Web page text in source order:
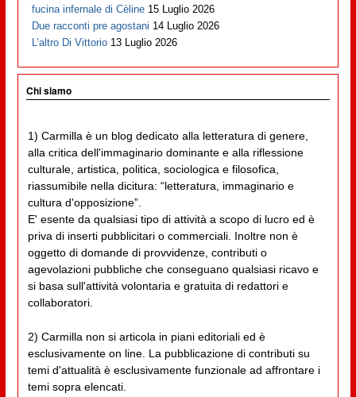
fucina infernale di Cèline 15 Luglio 2026
Due racconti pre agostani 14 Luglio 2026
L’altro Di Vittorio 13 Luglio 2026
Chi siamo
1) Carmilla è un blog dedicato alla letteratura di genere,
alla critica dell'immaginario dominante e alla riflessione
culturale, artistica, politica, sociologica e filosofica,
riassumibile nella dicitura: “letteratura, immaginario e
cultura d'opposizione”.
E' esente da qualsiasi tipo di attività a scopo di lucro ed è
priva di inserti pubblicitari o commerciali. Inoltre non è
oggetto di domande di provvidenze, contributi o
agevolazioni pubbliche che conseguano qualsiasi ricavo e
si basa sull'attività volontaria e gratuita di redattori e
collaboratori.
2) Carmilla non si articola in piani editoriali ed è
esclusivamente on line. La pubblicazione di contributi su
temi d'attualità è esclusivamente funzionale ad affrontare i
temi sopra elencati.